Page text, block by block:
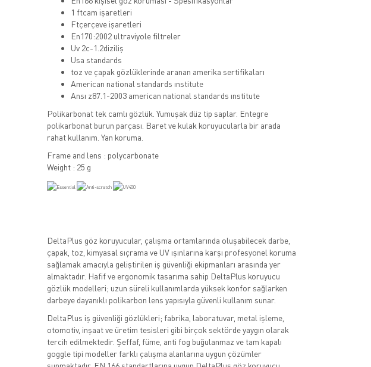
1 ftcam işaretleri
Ftçerçeve işaretleri
En170:2002 ultraviyole filtreler
Uv 2c-1.2diziliş
Usa standards
toz ve çapak gözlüklerinde aranan amerika sertifikaları
American national standards ınstitute
Ansı z87.1-2003 american national standards ınstitute
Polikarbonat tek camlı gözlük. Yumuşak düz tip saplar. Entegre
polikarbonat burun parçası. Baret ve kulak koruyucularla bir arada
rahat kullanım. Yan koruma.
Frame and lens : polycarbonate
Weight : 25 g
DeltaPlus göz koruyucular, çalışma ortamlarında oluşabilecek darbe,
çapak, toz, kimyasal sıçrama ve UV ışınlarına karşı profesyonel koruma
sağlamak amacıyla geliştirilen iş güvenliği ekipmanları arasında yer
almaktadır. Hafif ve ergonomik tasarıma sahip DeltaPlus koruyucu
gözlük modelleri; uzun süreli kullanımlarda yüksek konfor sağlarken
darbeye dayanıklı polikarbon lens yapısıyla güvenli kullanım sunar.
DeltaPlus iş güvenliği gözlükleri; fabrika, laboratuvar, metal işleme,
otomotiv, inşaat ve üretim tesisleri gibi birçok sektörde yaygın olarak
tercih edilmektedir. Şeffaf, füme, anti fog buğulanmaz ve tam kapalı
goggle tipi modeller farklı çalışma alanlarına uygun çözümler